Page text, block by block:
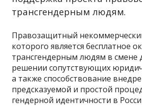
трансгендерным людям.
Правозащитный
которого является бесплатное
трансгендерным людям в смене
решении сопутствующих
а также способствование
предсказуемой и простой
гендерной идентичности в